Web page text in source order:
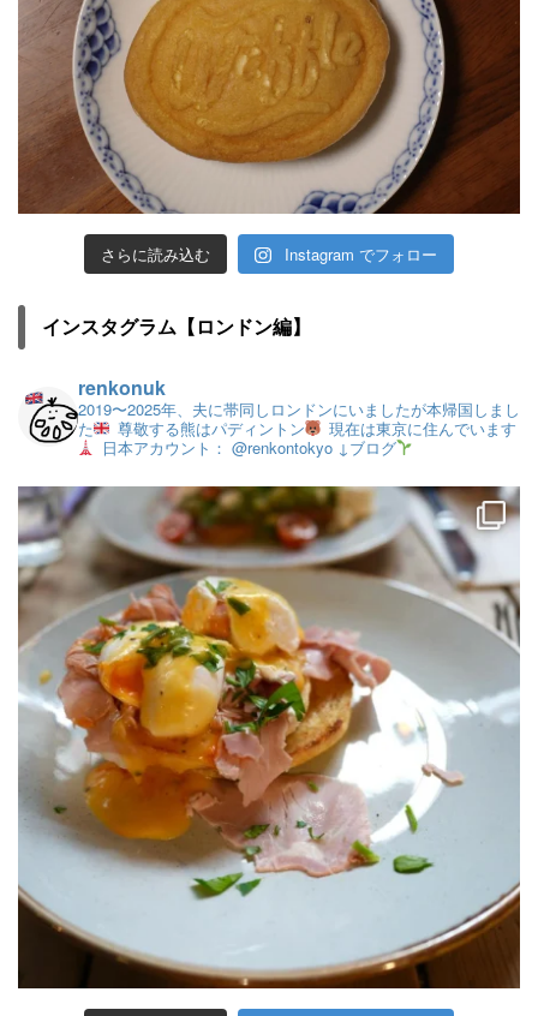
さらに読み込む Instagram でフォロー
インスタグラム【ロンドン編】
renkonuk
2019〜2025年、夫に帯同しロンドンにいましたが本帰国しまし
た
尊敬する熊はパディントン
現在は東京に住んでいます
日本アカウント： @renkontokyo ↓ブログ